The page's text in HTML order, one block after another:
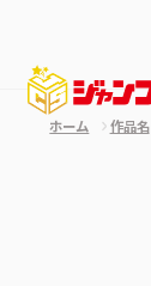
ホーム 作品名